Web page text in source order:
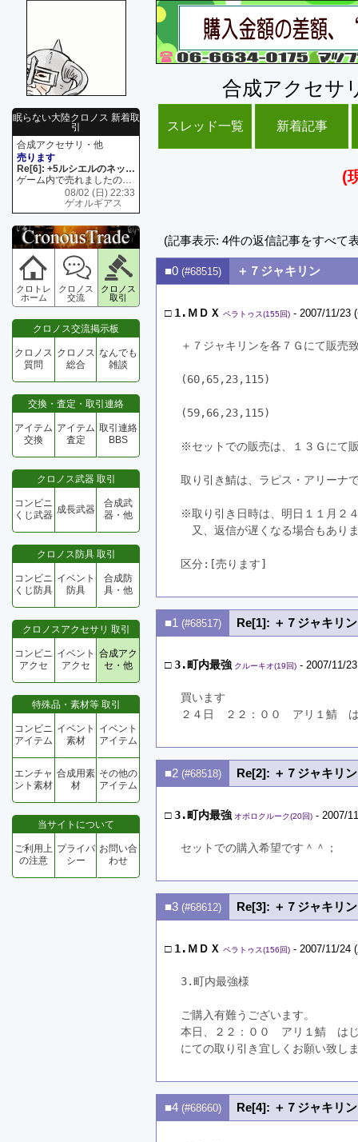
眠らない大陸クロノス 新着取
引
合成アクセサリ・他
売ります
Re[6]: +5ルシエルのネックレス
ゲーム内で売れましたので 在庫がネク1 リング4 となります リングのお値段は80G といたします
08/02 (日) 22:33
ゲオルギアス
クロトレ
ホーム
クロノス
交流
クロノス
取引
クロノス交流掲示板
クロノス
質問
クロノス
総合
なんでも
雑談
交換・査定・取引連絡
アイテム
交換
アイテム
査定
取引連絡
BBS
クロノス武器 取引
コンビニ
くじ武器 成長武器
合成武
器・他
クロノス防具 取引
コンビニ
くじ防具
イベント
防具
合成防
具・他
クロノスアクセサリ 取引
コンビニ
アクセ
イベント
アクセ
合成アク
セ・他
特殊品・素材等 取引
コンビニ
アイテム
イベント
素材
イベント
アイテム
エンチャ
ント素材
合成用素
材
その他の
アイテム
当サイトについて
ご利用上
の注意
プライバ
シー
お問い合
わせ
合成アクセサ
スレッド一覧 新着記事
(
(記事表示: 4件の返信記事をすべて
■0 (#68515) ＋７ジャキリン
□ 1.ＭＤＸ ペラトゥス(155回) - 2007/11/23
＋７ジャキリンを各７Ｇにて販売
(60,65,23,115)
(59,66,23,115)
※セットでの販売は、１３Ｇにて
取り引き鯖は、ラピス・アリーナ
※取り引き日時は、明日１１月２
又、返信が遅くなる場合もあり
区分:[売ります]
■1 (#68517) Re[1]: ＋７ジャキリン
□3.町内最強 クルーキオ(19回) - 2007/11/
買います
２４日　２２：００　アリ１鯖　
■2 (#68518) Re[2]: ＋７ジャキリン
□3.町内最強 オボロクルーク(20回) - 2007/
セットでの購入希望です＾＾；
■3 (#68612) Re[3]: ＋７ジャキリン
□ 1.ＭＤＸ ペラトゥス(156回) - 2007/11/24
3.町内最強様
ご購入有難うございます。
本日、２２：００　アリ１鯖　は
にての取り引き宜しくお願い致し
■4 (#68660) Re[4]: ＋７ジャキリン